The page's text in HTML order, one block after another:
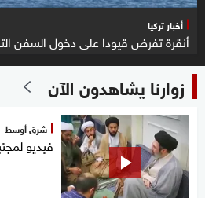
أخبار تركيا
أنقرة تفرض قيودا على دخول السفن
زوارنا يشاهدون الآن
شرق أوسط
فيديو